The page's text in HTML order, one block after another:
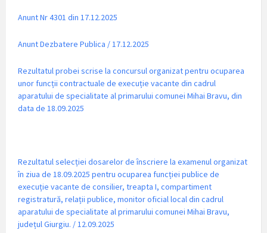
Anunt Nr 4301 din 17.12.2025
Anunt Dezbatere Publica / 17.12.2025
Rezultatul probei scrise la concursul organizat pentru ocuparea
unor funcții contractuale de execuție vacante din cadrul
aparatului de specialitate al primarului comunei Mihai Bravu, din
data de 18.09.2025
Rezultatul selecției dosarelor de înscriere la examenul organizat
în ziua de 18.09.2025 pentru ocuparea funcției publice de
execuție vacante de consilier, treapta I, compartiment
registratură, relații publice, monitor oficial local din cadrul
aparatului de specialitate al primarului comunei Mihai Bravu,
județul Giurgiu. / 12.09.2025